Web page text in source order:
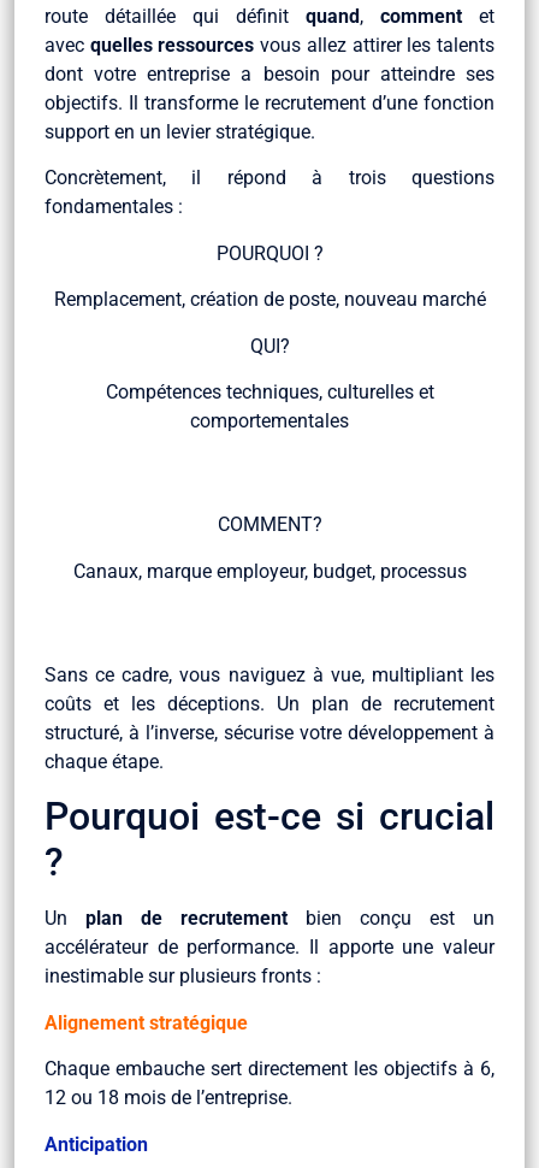
route détaillée qui définit quand, comment et
avec quelles ressources vous allez attirer les talents
dont votre entreprise a besoin pour atteindre ses
objectifs. Il transforme le recrutement d’une fonction
support en un levier stratégique.
Concrètement, il répond à trois questions
fondamentales :
POURQUOI ?
Remplacement, création de poste, nouveau marché
QUI?
Compétences techniques, culturelles et
comportementales
COMMENT?
Canaux, marque employeur, budget, processus
Sans ce cadre, vous naviguez à vue, multipliant les
coûts et les déceptions. Un plan de recrutement
structuré, à l’inverse, sécurise votre développement à
chaque étape.
Pourquoi est-ce si crucial
?
Un plan de recrutement bien conçu est un
accélérateur de performance. Il apporte une valeur
inestimable sur plusieurs fronts :
Alignement stratégique
Chaque embauche sert directement les objectifs à 6,
12 ou 18 mois de l’entreprise.
Anticipation